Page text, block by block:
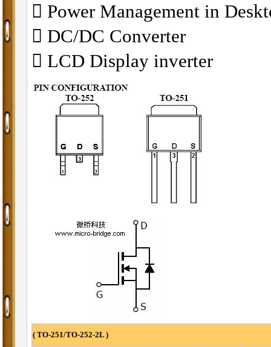
􀁺 Power Management in
􀁺 DC/DC Converter
􀁺 LCD Display inverter
( TO-251/TO-252-2L )